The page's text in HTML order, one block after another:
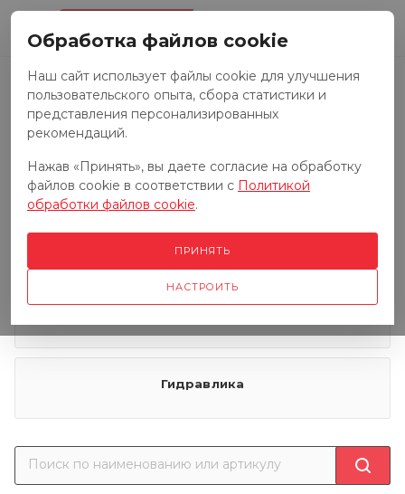
Запчасти к тракторам
Запчасти к грузовым автомобилям
Гидравлика
Обработка файлов cookie
Наш сайт использует файлы cookie для улучшения
пользовательского опыта, сбора статистики и
представления персонализированных
рекомендаций.
Нажав «Принять», вы даете согласие на обработку
файлов cookie в соответствии с Политикой
обработки файлов cookie.
НАСТРОИТЬ
ПРИНЯТЬ